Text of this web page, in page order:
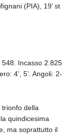
(PIA), 19’ st
Incasso 2.825
4’, 5’. Angoli: 2-
trionfo della
quindicesima
ma soprattutto il